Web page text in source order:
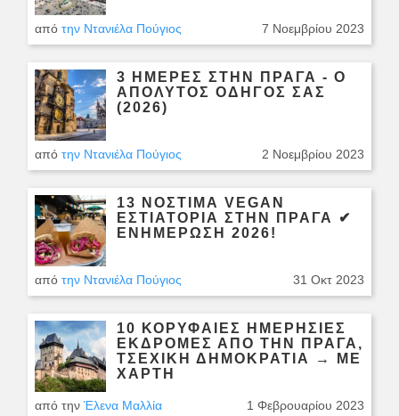
από την Ντανιέλα Πούγιος 7 Νοεμβρίου 2023
3 ΗΜΈΡΕΣ ΣΤΗΝ ΠΡΆΓΑ - Ο
ΑΠΟΛΥΤΟΣ ΟΔΗΓΌΣ ΣΑΣ
(2026)
από την Ντανιέλα Πούγιος 2 Νοεμβρίου 2023
13 ΝΌΣΤΙΜΑ VEGAN
ΕΣΤΙΑΤΌΡΙΑ ΣΤΗΝ ΠΡΆΓΑ ✔
ΕΝΗΜΈΡΩΣΗ 2026!
από την Ντανιέλα Πούγιος 31 Οκτ 2023
10 ΚΟΡΥΦΑΙΕΣ ΗΜΕΡΉΣΙΕΣ
ΕΚΔΡΟΜΈΣ ΑΠΌ ΤΗΝ ΠΡΆΓΑ,
ΤΣΕΧΙΚΉ ΔΗΜΟΚΡΑΤΊΑ → ΜΕ
ΧΆΡΤΗ
από την Έλενα Μαλλία 1 Φεβρουαρίου 2023